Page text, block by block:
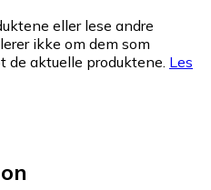
eller lese andre
ikke om dem som
de aktuelle produktene. Les